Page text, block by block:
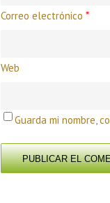
Correo electrónico *
Web
Guarda mi nombre,